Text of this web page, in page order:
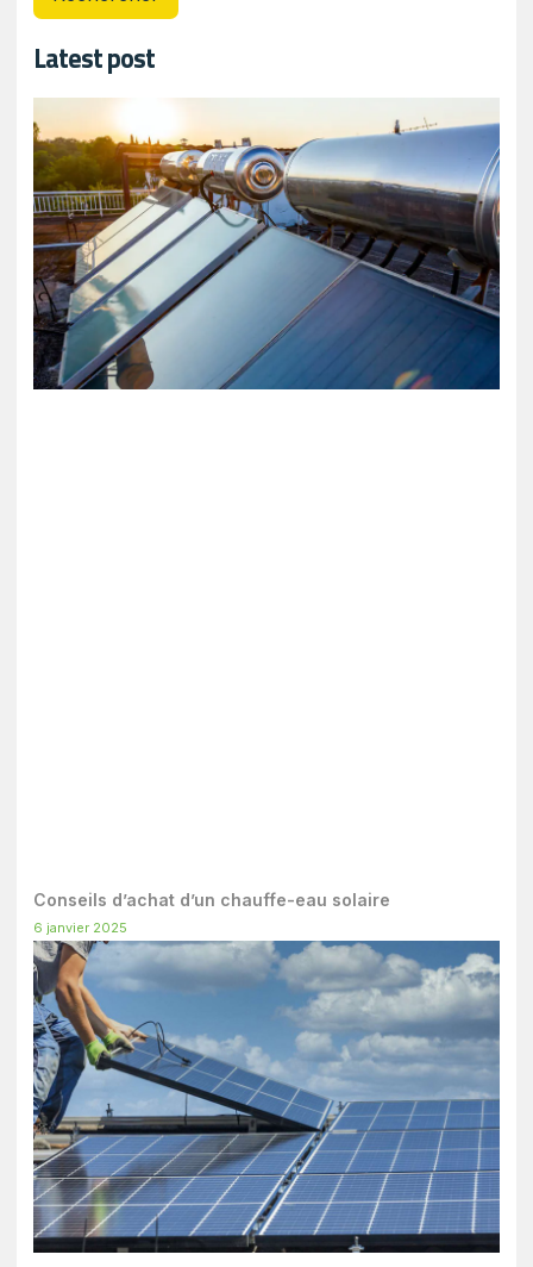
Latest post
Conseils d’achat d’un chauffe-eau solaire
6 janvier 2025